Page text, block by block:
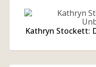
Kathryn Stockett: